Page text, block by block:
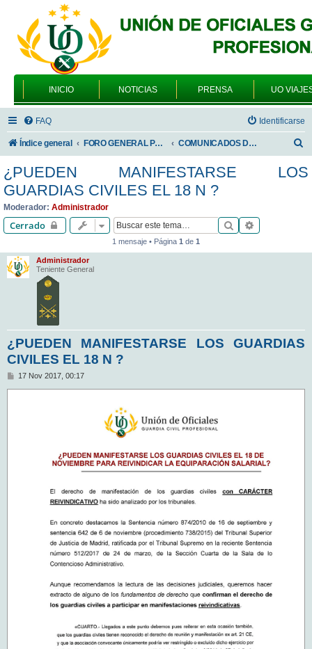
INICIO NOTICIAS PRENSA UO
FAQ Identificarse
Índice general FORO GENERAL PARA TODOS LOS USUARIOS COMUNICADOS DE LA UNIÓN DE OFICIALES
s
¿PUEDEN MANIFESTARSE LOS
GUARDIAS CIVILES EL 18 N ?
Moderador: Administrador
Cerrado Buscar
1 mensaje • Página 1 de 1
Administrador
Teniente General
¿PUEDEN MANIFESTARSE LOS GUARDIAS
CIVILES EL 18 N ?
M17 Nov 2017, 00:17